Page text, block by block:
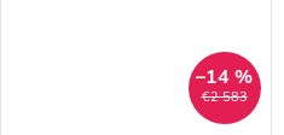
€2 583
–14 %